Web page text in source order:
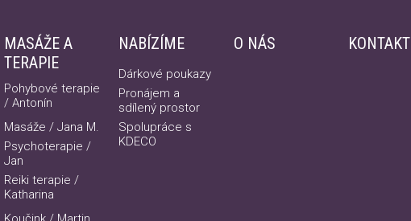
MASÁŽE A
TERAPIE
Pohybové terapie
/ Antonín
Masáže / Jana M.
Psychoterapie /
Jan
Reiki terapie /
Katharina
NABÍZÍME
Dárkové poukazy
Pronájem a
sdílený prostor
Spolupráce s
KDECO
O NÁS KONTAKT